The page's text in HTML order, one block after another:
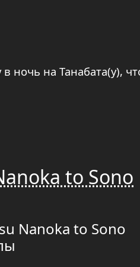
ночь на Танабата(у),
to Sono
Nanoka to Sono